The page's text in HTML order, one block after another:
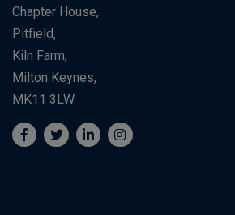
Chapter House,
Pitfield,
Kiln Farm,
Milton Keynes,
MK11 3LW